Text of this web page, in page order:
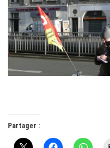
Partager :